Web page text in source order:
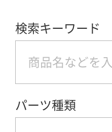
検索キーワード
パーツ種類